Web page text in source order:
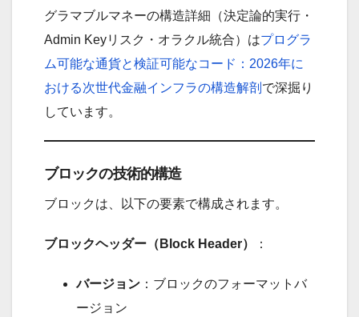
グラマブルマネーの構造詳細（決定論的実行・
Admin Keyリスク・オラクル統合）はプログラ
ム可能な通貨と検証可能なコード：2026年に
おける次世代金融インフラの構造解剖 で深掘り
しています。
ブロックの技術的構造
ブロックは、以下の要素で構成されます。
ブロックヘッダー（Block Header） ：
バージョン ：ブロックのフォーマットバ
ージョン